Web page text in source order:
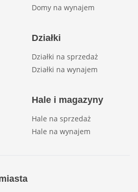
Domy na wynajem
Działki
Działki na sprzedaż
Działki na wynajem
Hale i magazyny
Hale na sprzedaż
Hale na wynajem